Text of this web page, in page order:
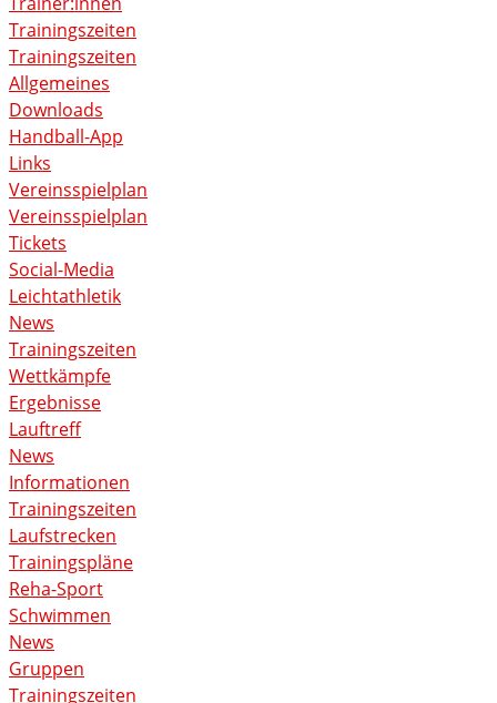
Trainingszeiten
Trainingszeiten
Allgemeines
Downloads
Handball-App
Links
Vereinsspielplan
Vereinsspielplan
Tickets
Social-Media
Leichtathletik
News
Trainingszeiten
Wettkämpfe
Ergebnisse
Lauftreff
News
Informationen
Trainingszeiten
Laufstrecken
Trainingspläne
Reha-Sport
Schwimmen
News
Gruppen
Trainingszeiten